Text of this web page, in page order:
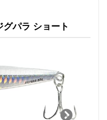
グパラ ショート